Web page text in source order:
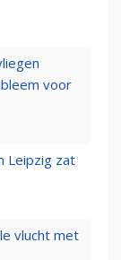
voor
Leipzig zat
vlucht met